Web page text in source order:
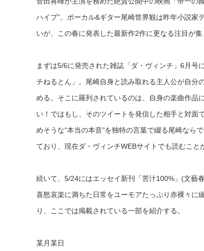
ハイプ”。ボーカル&ギター尾崎世界観は昨年小説
いが、この春に発表した最新作2作に更なる注目が集
まずは5/6に発売された雑誌「ダ・ヴィンチ」6月
チねるとん」。尾崎自身と読み取れる主人公が自分
める。そこに羅列されているのは、自身の楽曲作品
い！ではもし、そのツイートを発信した相手と対
めそうな“本当の本音”を独特の言葉で綴る尾崎なら
ており、現在ダ・ヴィンチWEBサイトでも読むこと
続いて、5/24にはエッセイ新刊「苦汁100%」(文藝
喜怒哀楽に満ちた日常をユーモアたっぷり赤裸々に
り、ここでは掲載されている一部を紹介する。
某月某日